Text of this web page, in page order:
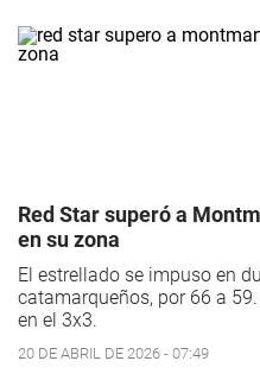
Red Star superó a
en su zona
El estrellado se impuso en
catamarqueños, por 66 a
en el 3x3.
20 DE ABRIL DE 2026 - 07:49